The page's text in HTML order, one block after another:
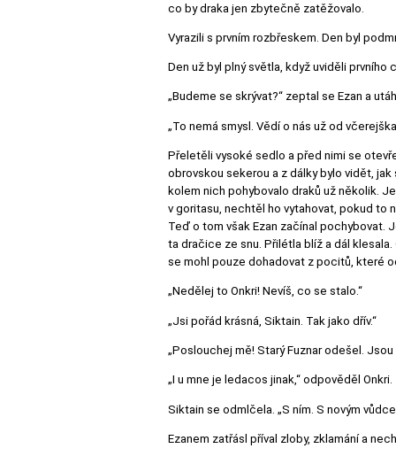
co by draka jen zbytečně zatěžovalo.
Vyrazili s prvním rozbřeskem. Den byl
Den už byl plný světla, když uviděli prvního
„Budeme se skrývat?“ zeptal se Ezan a
„To nemá smysl. Vědí o nás už od
Přeletěli vysoké sedlo a před nimi se
obrovskou sekerou a z dálky bylo vidět,
kolem nich pohybovalo draků už několik.
v goritasu, nechtěl ho vytahovat, pokud to
Teď o tom však Ezan začínal pochybovat.
ta dračice ze snu. Přilétla blíž a dál
se mohl pouze dohadovat z pocitů, které
„Nedělej to Onkri! Nevíš, co se stalo.“
„Jsi pořád krásná, Siktain. Tak jako dřív.“
„Poslouchej mě! Starý Fuznar odešel.
„I u mne je ledacos jinak,“ odpověděl
Siktain se odmlčela. „S ním. S novým
Ezanem zatřásl příval zloby, zklamání a